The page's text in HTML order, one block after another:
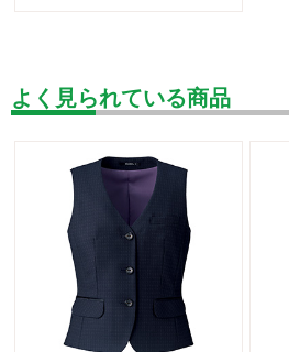
よく見られている商品